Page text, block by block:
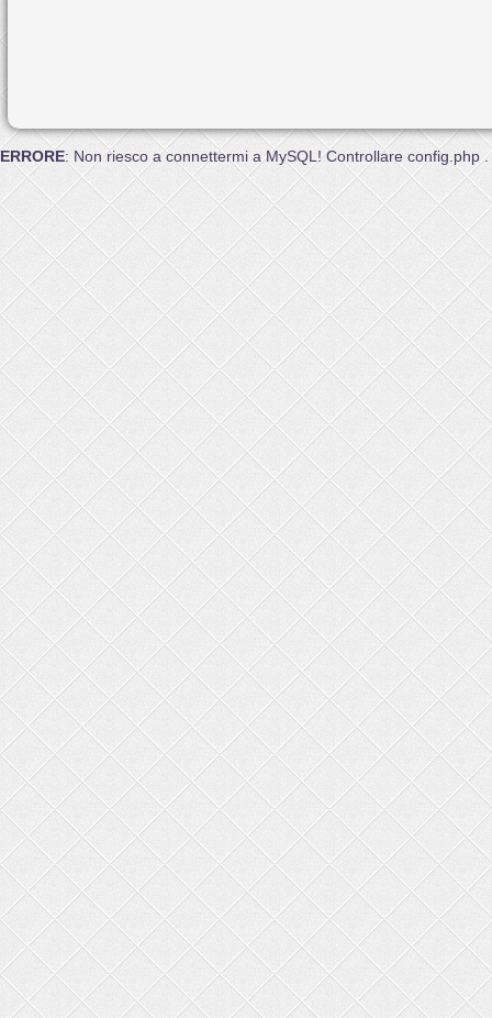
ERRORE: Non riesco a connettermi a MySQL! Controllare config.php .